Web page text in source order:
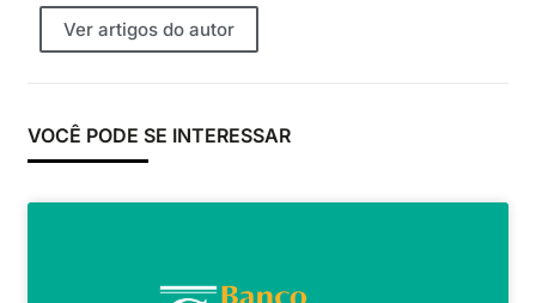
Ver artigos do autor
VOCÊ PODE SE INTERESSAR